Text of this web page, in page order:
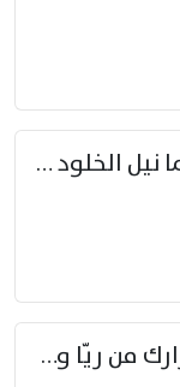
فصبرا في مجال الموت صبرا … فما نيل الخلود بمستطاع
حننت إلى ريّا ونفسك باعدت … مزارك من ريّا وشعباكما معا